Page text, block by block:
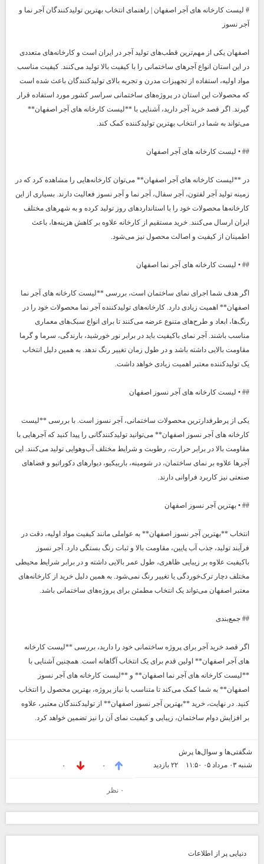
# لیست کارخانه های آجر اصفهان | راهنمای انتخاب بهترین تولیدکنندگان آجر نما و
آجر نسوز
اصفهان یکی از مهم‌ترین قطب‌های تولید آجر در ایران است و کارخانه‌های متعددی
در این استان انواع آجرهای ساختمانی را با کیفیت بالا تولید می‌کنند. کیفیت مناسب
مواد اولیه، استفاده از تجهیزات مدرن و تجربه بالای تولیدکنندگان باعث شده است
که محصولات این استان در پروژه‌های ساختمانی سراسر کشور مورد استفاده قرار
گیرند. اگر قصد خرید آجر دارید، آشنایی با **لیست کارخانه های آجر اصفهان**
می‌تواند به شما در انتخاب بهترین تولیدکننده کمک کند.
## • لیست کارخانه های آجر اصفهان
در **لیست کارخانه های آجر اصفهان** می‌توان کارخانه‌هایی را مشاهده کرد که در
زمینه تولید آجر لفتون، آجر سفال، آجر نما و آجر نسوز فعالیت دارند. بسیاری از این
کارخانه‌ها محصولات خود را با استانداردهای روز تولید کرده و به شهرهای مختلف
ایران ارسال می‌کنند. خرید مستقیم از کارخانه علاوه بر کاهش هزینه‌ها، باعث
اطمینان از کیفیت و اصالت محصول نیز می‌شود.
## • لیست کارخانه های آجر نما اصفهان
اگر هدف شما اجرای نمای ساختمان است، بررسی **لیست کارخانه های آجر نما
اصفهان** اهمیت زیادی دارد. کارخانه‌های تولیدکننده آجر نما محصولات خود را در
رنگ‌ها، ابعاد و طرح‌های متنوع عرضه می‌کنند تا برای انواع سبک‌های معماری
مناسب باشند. آجر نمای باکیفیت باید در برابر نور خورشید، بارندگی، سرما و گرما
مقاومت بالایی داشته باشد و در طول زمان تغییر رنگ ندهد. به همین دلیل انتخاب
یک تولیدکننده معتبر اهمیت زیادی خواهد داشت.
## • لیست کارخانه های آجر نسوز اصفهان
یکی از پرطرفدارترین محصولات ساختمانی، آجر نسوز است. با بررسی **لیست
کارخانه های آجر نسوز اصفهان** می‌توانید تولیدکنندگانی را پیدا کنید که آجرهایی با
مقاومت بالا در برابر حرارت، رطوبت و شرایط مختلف آب‌وهوایی تولید می‌کنند. این
آجرها علاوه بر نمای ساختمان، در شومینه، باربیکیو، دیوارهای دکوراتیو و فضاهای
صنعتی نیز کاربرد فراوانی دارند.
## • بهترین آجر نسوز اصفهان
انتخاب **بهترین آجر نسوز اصفهان** به عواملی مانند کیفیت مواد اولیه، دقت در
فرآیند تولید، جذب آب پایین، مقاومت بالا و ثبات رنگ بستگی دارد. آجر نسوز
باکیفیت علاوه بر زیبایی ظاهری، طول عمر بالایی داشته و در برابر شرایط محیطی
مختلف دچار ترک‌خوردگی یا تغییر رنگ نمی‌شود. به همین دلیل خرید از کارخانه‌های
معتبر اصفهان می‌تواند یک انتخاب مطمئن برای پروژه‌های ساختمانی باشد.
## جمع‌بندی
اگر قصد خرید آجر برای پروژه ساختمانی خود را دارید، بررسی **لیست کارخانه
های آجر اصفهان** اولین قدم برای یک انتخاب آگاهانه است. همچنین آشنایی با
**لیست کارخانه های آجر نما اصفهان** و **لیست کارخانه های آجر نسوز
اصفهان** به شما کمک می‌کند تا متناسب با نیاز پروژه، بهترین محصول را انتخاب
کنید. در نهایت، خرید **بهترین آجر نسوز اصفهان** از تولیدکنندگان معتبر، علاوه
بر افزایش دوام ساختمان، زیبایی و کیفیت نمای آن را نیز تضمین خواهد کرد.
شگفتی‌ها و سوال‌ها پرش
شنبه ۰۳ مرداد ۰۵ ۱۱:۵۰
۲۲ بازديد ۰ ۰
۰ نظر
دنیایی پر از اطلاعات